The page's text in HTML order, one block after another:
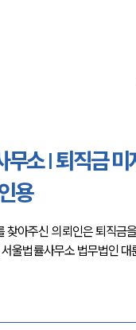
사
사고변호사
야
무사례
는 길
접수
무소 | 퇴직금 미
용
찾아주신 의뢰인은 퇴직금
울법률사무소 법무법인